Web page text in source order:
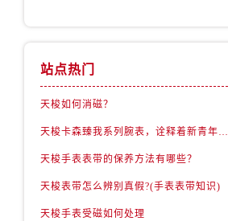
站点热门
天梭如何消磁？
天梭卡森臻我系列腕表，诠释着新青年的生活态度
天梭手表表带的保养方法有哪些？
天梭表带怎么辨别真假?(手表表带知识)
天梭手表受磁如何处理